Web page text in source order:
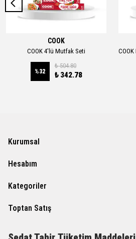
COOK
COOK 4'lü Mutfak Seti
%32
₺ 504.80
₺ 342.78
Kurumsal
Hesabım
Kategoriler
Toptan Satış